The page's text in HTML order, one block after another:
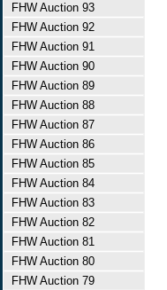
FHW Auction 93
FHW Auction 92
FHW Auction 91
FHW Auction 90
FHW Auction 89
FHW Auction 88
FHW Auction 87
FHW Auction 86
FHW Auction 85
FHW Auction 84
FHW Auction 83
FHW Auction 82
FHW Auction 81
FHW Auction 80
FHW Auction 79